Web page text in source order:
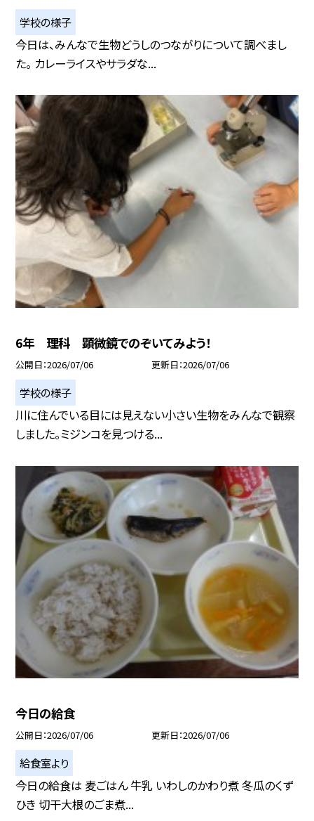
学校の様子
今日は、みんなで生物どうしのつながりについて調べまし
た。 カレーライスやサラダな...
6年 理科 顕微鏡でのぞいてみよう！
公開日 2026/07/06 更新日 2026/07/06
学校の様子
川に住んでいる目には見えない小さい生物をみんなで観察
しました。ミジンコを見つける...
今日の給食
公開日 2026/07/06 更新日 2026/07/06
給食室より
今日の給食は 麦ごはん 牛乳 いわしのかわり煮 冬瓜のくず
ひき 切干大根のごま煮...